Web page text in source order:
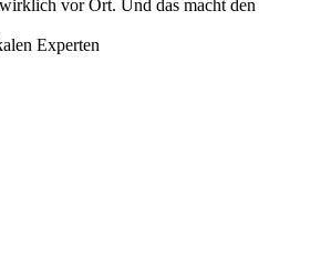
wirklich vor Ort. Und das macht den
Experten